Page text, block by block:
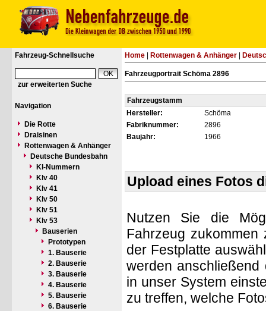
Fahrzeug-Schnellsuche
zur erweiterten Suche
Navigation
Die Rotte
Draisinen
Rottenwagen & Anhänger
Deutsche Bundesbahn
Kl-Nummern
Klv 40
Klv 41
Klv 50
Klv 51
Klv 53
Bauserien
Prototypen
1. Bauserie
2. Bauserie
3. Bauserie
4. Bauserie
5. Bauserie
6. Bauserie
Home Rottenwagen & Anhänger
Fahrzeugportrait Schöma 2896
Fahrzeugstamm
Hersteller:
Schöma
Fabriknummer:
2896
Baujahr:
1966
Upload eines Fotos
Nutzen Sie die
Fahrzeug
der Festplatte
werden anschließend
in unser System
zu treffen, welche